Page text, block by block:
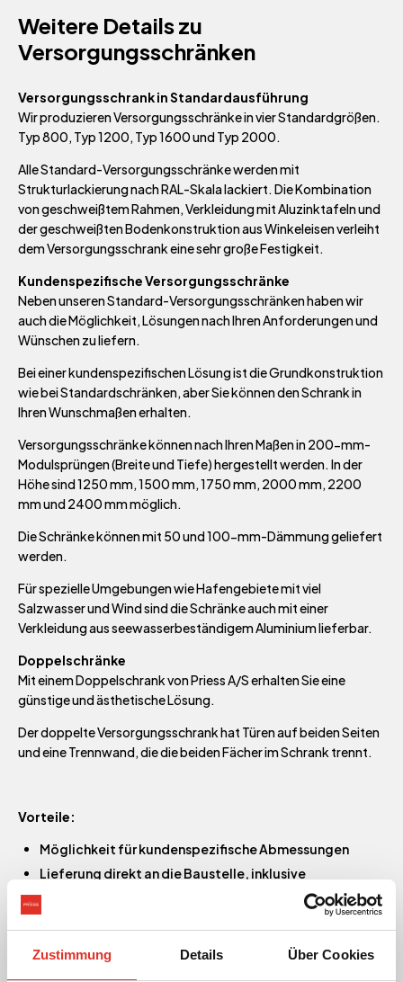
Zustimmung Details Über Cookies
Weitere Details zu
Versorgungsschränken
Versorgungsschrank in Standardausführung
Wir produzieren Versorgungsschränke in vier Standardgrößen.
Typ 800, Typ 1200, Typ 1600 und Typ 2000.
Alle Standard-Versorgungsschränke werden mit
Strukturlackierung nach RAL-Skala lackiert. Die Kombination
von geschweißtem Rahmen, Verkleidung mit Aluzinktafeln und
der geschweißten Bodenkonstruktion aus Winkeleisen verleiht
dem Versorgungsschrank eine sehr große Festigkeit.
Kundenspezifische Versorgungsschränke
Neben unseren Standard-Versorgungsschränken haben wir
auch die Möglichkeit, Lösungen nach Ihren Anforderungen und
Wünschen zu liefern.
Bei einer kundenspezifischen Lösung ist die Grundkonstruktion
wie bei Standardschränken, aber Sie können den Schrank in
Ihren Wunschmaßen erhalten.
Versorgungsschränke können nach Ihren Maßen in 200-mm-
Modulsprüngen (Breite und Tiefe) hergestellt werden. In der
Höhe sind 1250 mm, 1500 mm, 1750 mm, 2000 mm, 2200
mm und 2400 mm möglich.
Die Schränke können mit 50 und 100-mm-Dämmung geliefert
werden.
Für spezielle Umgebungen wie Hafengebiete mit viel
Salzwasser und Wind sind die Schränke auch mit einer
Verkleidung aus seewasserbeständigem Aluminium lieferbar.
Doppelschränke
Mit einem Doppelschrank von Priess A/S erhalten Sie eine
günstige und ästhetische Lösung.
Der doppelte Versorgungsschrank hat Türen auf beiden Seiten
und eine Trennwand, die die beiden Fächer im Schrank trennt.
Vorteile:
Möglichkeit für kundenspezifische Abmessungen
Lieferung direkt an die Baustelle, inklusive
Montageplatte, Sockel und Abdichtung gegen
Feuchtigkeit
gebogenen Tafel, die verschraubt wird